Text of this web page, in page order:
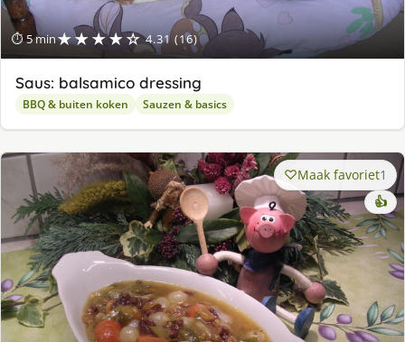
⏱ 5 min★★★★☆ 4.31 (16)
Saus: balsamico dressing
BBQ & buiten koken Sauzen & basics
Maak favoriet1
👍